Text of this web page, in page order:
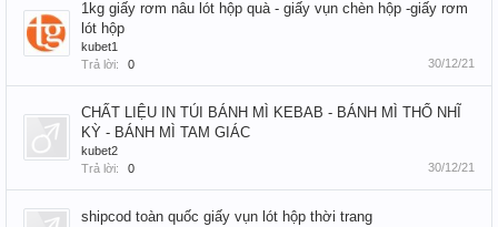
1kg giấy rơm nâu lót hộp quà - giấy vụn chèn hộp -giấy rơm
lót hộp
kubet1
Trả lời:
0 30/12/21
CHẤT LIỆU IN TÚI BÁNH MÌ KEBAB - BÁNH MÌ THỔ NHĨ
KỲ - BÁNH MÌ TAM GIÁC
kubet2
Trả lời:
0 30/12/21
shipcod toàn quốc giấy vụn lót hộp thời trang